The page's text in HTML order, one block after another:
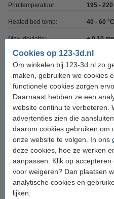
Cookies op 123-3d.nl
Om winkelen bij 123-3d.nl zo
maken, gebruiken we cookies
functionele cookies zorgen
Daarnaast hebben ze een
website continu te verbeteren.
advertenties zien die
daarom cookies gebruiken om
onze website te volgen. In ons
deze cookies, hoe ze werken
aanpassen. Klik op
voor weigeren? Dan plaatsen
analytische cookies en
lijken.
Printtemperatuur: 195 - 220
Heated bed temp: 40 - 60 °C
Max. deviatie: ± 0,10
Rondheid: >95%
Spoel buitendiameter: Ø 20,0 cm
Spoel binnendiameter: Ø 5,2 cm
Spoel breedte: 7,8 cm
Ons Artikelnr: DFP06011
Direct meebestellen
3D print nabewerking
€ 9,50